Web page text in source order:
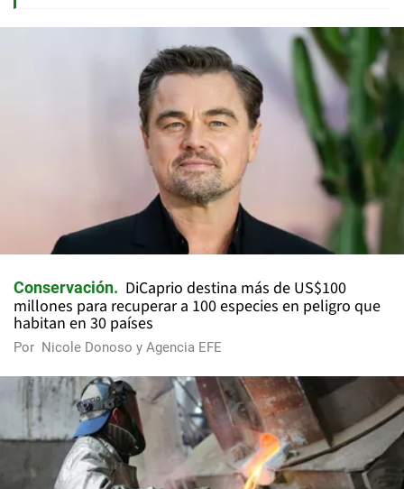
Conservación
DiCaprio destina más de US$100
millones para recuperar a 100 especies en peligro que
habitan en 30 países
Por Nicole Donoso y Agencia EFE